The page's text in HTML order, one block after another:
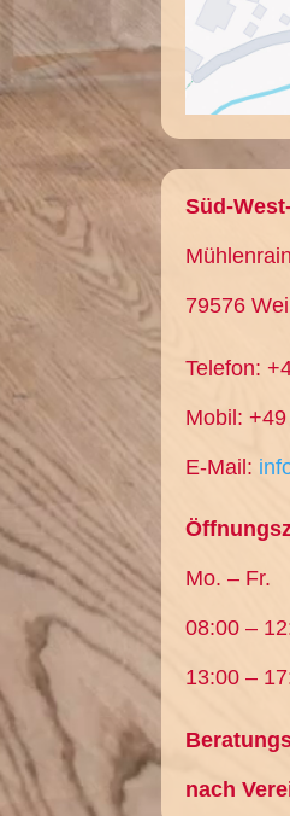
Süd-
79576
Telefon:
Mobil:
E-Mail:
Mo. – Fr.
08:00 –
13:00 –
nach